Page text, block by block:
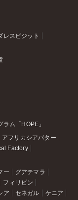
レスビジット
ム「HOPE」
アフリカシアバター
Factory
ー
グアテマラ
フィリピン
ア セネガル ケニア